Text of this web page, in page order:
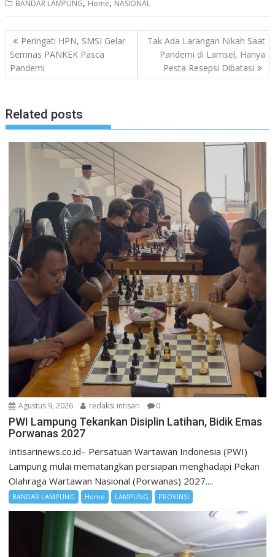
BANDAR LAMPUNG Home NASIONAL
Navigasi
pos
Peringati HPN, SMSI Gelar
Semnas PANKEK Pasca
Pandemi
Tak Ada Larangan Nikah Saat
Pandemi di Lamsel, Hanya
Pesta Resepsi Dibatasi
Related posts
Agustus 9, 2026 redaksi intisari 0
PWI Lampung Tekankan Disiplin Latihan, Bidik Emas
Porwanas 2027
Intisarinews.co.id– Persatuan Wartawan Indonesia (PWI)
Lampung mulai mematangkan persiapan menghadapi Pekan
Olahraga Wartawan Nasional (Porwanas) 2027....
BANDAR LAMPUNG Home LAMPUNG PROVINSI